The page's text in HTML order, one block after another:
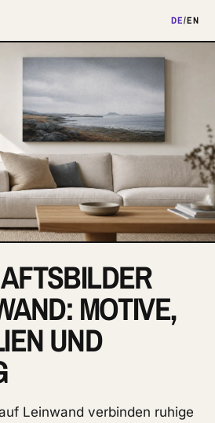
DE/EN
MOTIVE,
UND
Leinwand verbinden ruhige